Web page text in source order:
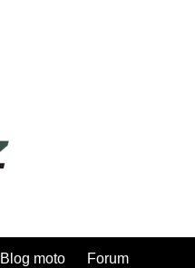
Blog moto Forum